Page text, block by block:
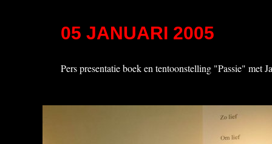
05 JANUARI 2005
Pers presentatie boek en tentoonstelling "Passie" met